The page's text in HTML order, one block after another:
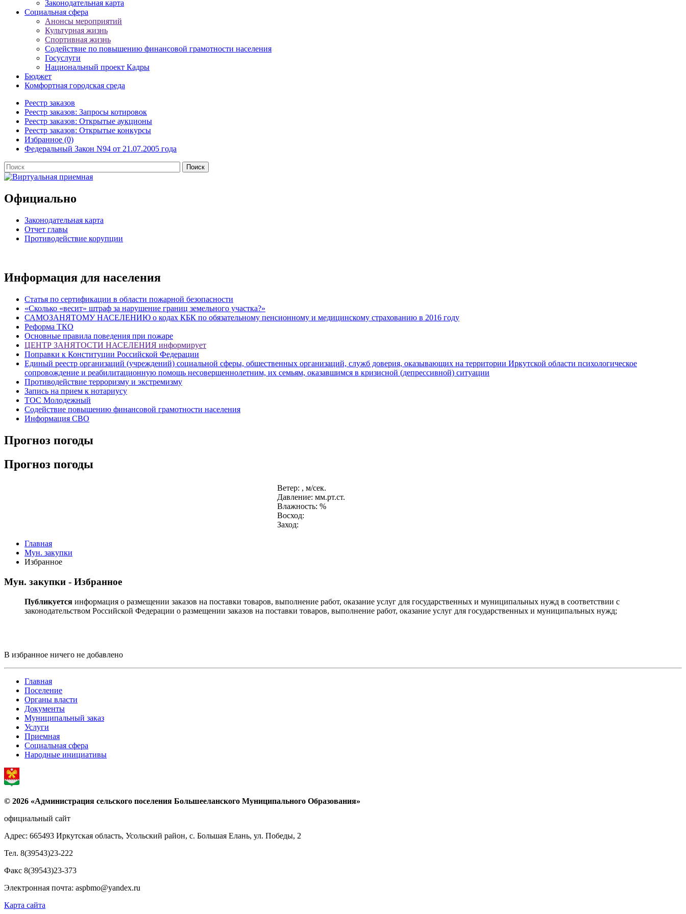
Законодательная карта
Социальная сфера
Анонсы мероприятий
Культурная жизнь
Спортивная жизнь
Содействие по повышению финансовой грамотности населения
Госуслуги
Национальный проект Кадры
Бюджет
Комфортная городская среда
Реестр заказов
Реестр заказов: Запросы котировок
Реестр заказов: Открытые аукционы
Реестр заказов: Открытые конкурсы
Избранное (0)
Федеральный Закон N94 от 21.07.2005 года
Официально
Законодательная карта
Отчет главы
Противодействие корупции
Информация для населения
Статья по сертификации в области пожарной безопасности
«Сколько «весит» штраф за нарушение границ земельного участка?»
САМОЗАНЯТОМУ НАСЕЛЕНИЮ о кодах КБК по обязательному пенсионному и медицинскому страхованию в 2016 году
Реформа ТКО
Основные правила поведения при пожаре
ЦЕНТР ЗАНЯТОСТИ НАСЕЛЕНИЯ информирует
Поправки к Конституции Российской Федерации
Единый реестр организаций (учреждений) социальной сферы, общественных организаций, служб доверия, оказывающих на территории Иркутской области психологическое
сопровождение и реабилитационную помощь несовершеннолетним, их семьям, оказавшимся в кризисной (депрессивной) ситуации
Противодействие терроризму и экстремизму
Запись на прием к нотариусу
ТОС Молодежный
Содействие повышению финансовой грамотности населения
Информация СВО
Прогноз погоды
Прогноз погоды
Ветер: , м/сек.
Давление: мм.рт.ст.
Влажность: %
Восход:
Заход:
Главная
Мун. закупки
Избранное
Мун. закупки - Избранное
Публикуется информация о размещении заказов на поставки товаров, выполнение работ, оказание услуг для государственных и муниципальных нужд в соответствии с
законодательством Российской Федерации о размещении заказов на поставки товаров, выполнение работ, оказание услуг для государственных и муниципальных нужд;
В избранное ничего не добавлено
Главная
Поселение
Органы власти
Документы
Муниципальный заказ
Услуги
Приемная
Социальная сфера
Народные инициативы
© 2026 «Администрация сельского поселения Большееланского Муниципального Образования»
официальный сайт
Адрес: 665493 Иркутская область, Усольский район, с. Большая Елань, ул. Победы, 2
Тел. 8(39543)23-222
Факс 8(39543)23-373
Электронная почта: aspbmo@yandex.ru
Карта сайта